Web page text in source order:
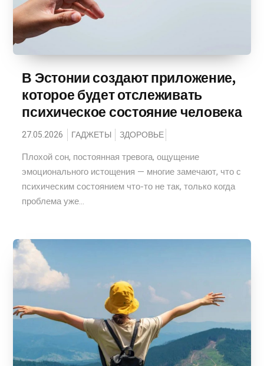
В Эстонии создают приложение,
которое будет отслеживать
психическое состояние человека
27.05.2026 ГАДЖЕТЫ ЗДОРОВЬЕ
Плохой сон, постоянная тревога, ощущение
эмоционального истощения — многие замечают, что с
психическим состоянием что-то не так, только когда
проблема уже...